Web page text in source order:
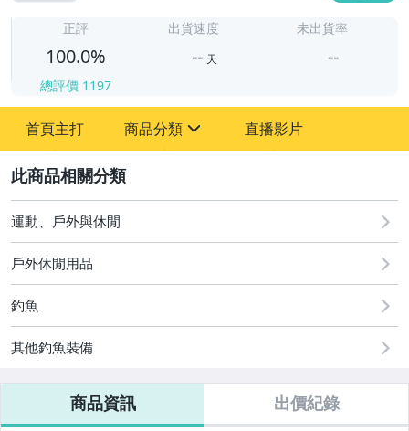
正評
100.0%
總評價 1197
出貨速度
-- 天
未出貨率
--
首頁主打 商品分類
運動、戶外與休閒
直播影片
運動、戶外與休閒
戶外休閒用品
釣魚
其他釣魚裝備
商品資訊 出價紀錄